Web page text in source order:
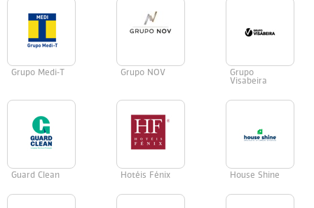
Grupo Medi-T Grupo NOV
Grupo
Visabeira
Guard Clean Hotéis Fénix House Shine